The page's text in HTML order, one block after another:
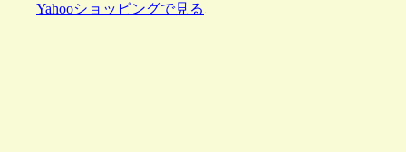
Yahooショッピングで見る